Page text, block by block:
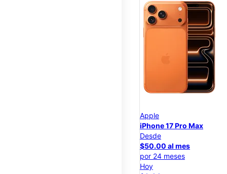
Apple
iPhone 17 Pro Max
Desde
$50.00 al mes
por 24 meses
Hoy